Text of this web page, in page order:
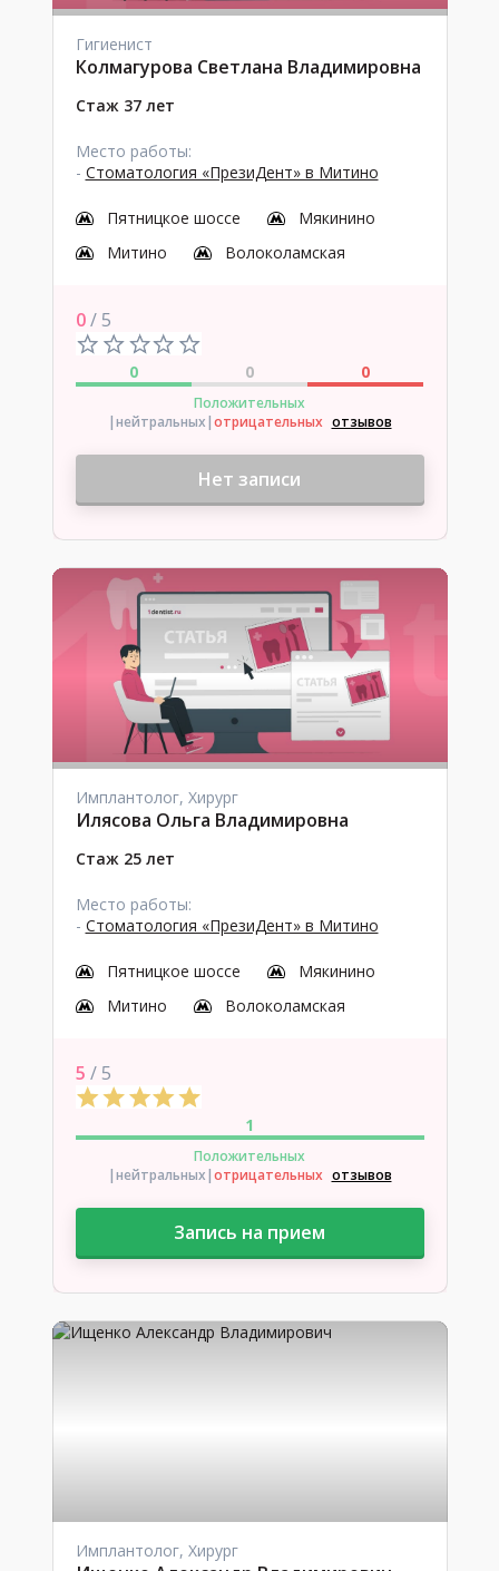
Гигиенист
Колмагурова Светлана Владимировна
Стаж 37 лет
Место работы:
- Стоматология «ПрезиДент» в Митино
Пятницкое шоссе
Мякинино
Митино
Волоколамская
0/ 5
0 0 0
Положительных
|нейтральных|отрицательных отзывов
Нет записи
Имплантолог, Хирург
Илясова Ольга Владимировна
Стаж 25 лет
Место работы:
- Стоматология «ПрезиДент» в Митино
Пятницкое шоссе
Мякинино
Митино
Волоколамская
5 / 5
1
Положительных
|нейтральных|отрицательных отзывов
Запись на прием
Имплантолог, Хирург